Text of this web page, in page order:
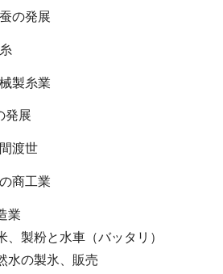
の発展
製糸業
発展
渡世
商工業
業
、製粉と水車（バッタリ）
水の製氷、販売